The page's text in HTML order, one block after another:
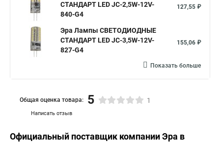
СТАНДАРТ LED JC-2,5W-12V-
840-G4
127,55 ₽
Эра Лампы СВЕТОДИОДНЫЕ
СТАНДАРТ LED JC-3,5W-12V-
827-G4
155,06 ₽
Показать больше
Написать отзыв
Общая оценка товара: 5 1
Официальный поставщик компанииЭра в